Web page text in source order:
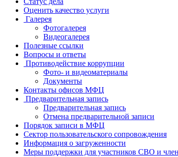
Оценить качество услуги
Галерея
Фотогалерея
Видеогалерея
Полезные ссылки
Вопросы и ответы
Противодействие коррупции
Фото- и видеоматериалы
Документы
Контакты офисов МФЦ
Предварительная запись
Предварительная запись
Отмена предварительной записи
Порядок записи в МФЦ
Сектор пользовательского сопровождения
Информация о загруженности
Меры поддержки для участников СВО и